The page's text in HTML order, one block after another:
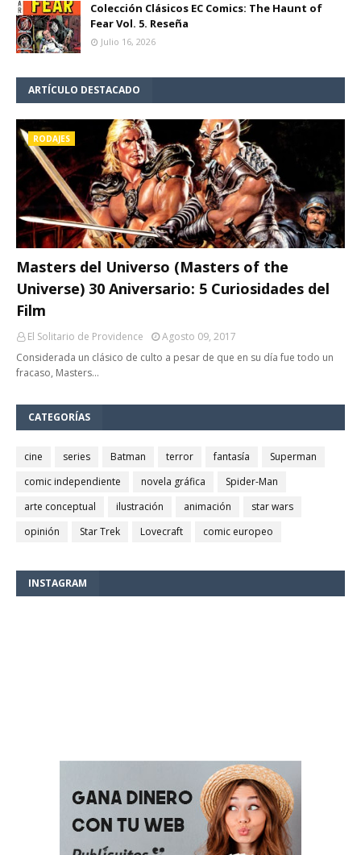
Colección Clásicos EC Comics: The Haunt of
Fear Vol. 5. Reseña
Julio 16, 2026
ARTÍCULO DESTACADO
RODAJES
Masters del Universo (Masters of the
Universe) 30 Aniversario: 5 Curiosidades del
Film
El Solitario de Providence
Agosto 09, 2017
Considerada un clásico de culto a pesar de que en su día fue todo un
fracaso, Masters…
CATEGORÍAS
cine series Batman terror fantasía
Superman
comic independiente
novela gráfica
Spider-Man
arte conceptual
ilustración animación
star wars
opinión
Star Trek Lovecraft comic europeo
INSTAGRAM